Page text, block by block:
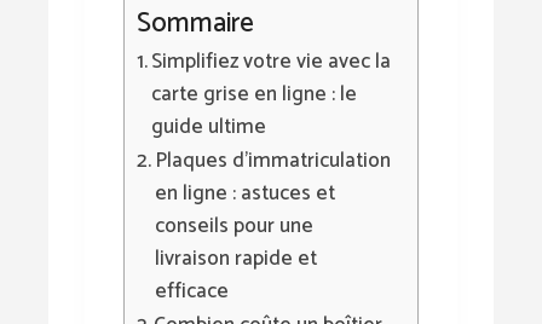
Sommaire
Simplifiez votre vie avec la
carte grise en ligne : le
guide ultime
Plaques d’immatriculation
en ligne : astuces et
conseils pour une
livraison rapide et
efficace